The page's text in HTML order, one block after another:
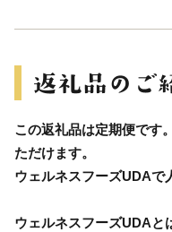
この返礼品は定期便です
ただけます。
ウェルネスフーズUDAで
ウェルネスフーズUDAと